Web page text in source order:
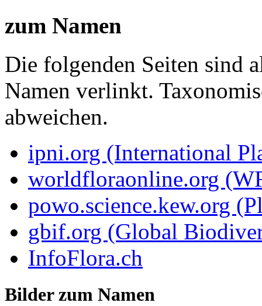
zum Namen
Die folgenden Seiten sind
Namen verlinkt.
abweichen.
ipni.org (International
worldfloraonline.org
powo.science.kew.org
gbif.org (Global
InfoFlora.ch
Bilder zum Namen